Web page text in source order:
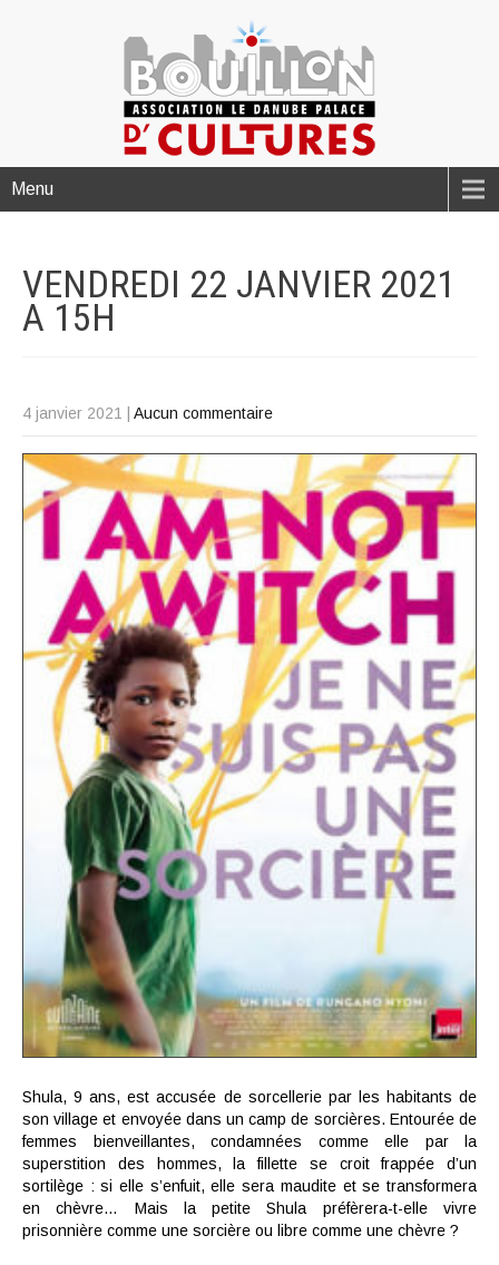
Menu
VENDREDI 22 JANVIER 2021
A 15H
4 janvier 2021 Aucun commentaire
Shula, 9 ans, est accusée de sorcellerie par les habitants de
son village et envoyée dans un camp de sorcières. Entourée de
femmes bienveillantes, condamnées comme elle par la
superstition des hommes, la fillette se croit frappée d’un
sortilège : si elle s’enfuit, elle sera maudite et se transformera
en chèvre… Mais la petite Shula préfèrera-t-elle vivre
prisonnière comme une sorcière ou libre comme une chèvre ?